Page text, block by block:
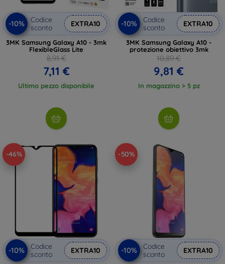
-10%
Codice
sconto
EXTRA10
3MK Samsung Galaxy A10 - 3mk
FlexibleGlass Lite
8,91 €
7,11 €
Ultimo pezzo disponibile
-10%
Codice
sconto
EXTRA10
3MK Samsung Galaxy A10 -
protezione obiettivo 3mk
10,89 €
9,81 €
In magazzino > 5 pz
-46%
-10%
Codice
sconto
EXTRA10
-50%
-10%
Codice
sconto
EXTRA10